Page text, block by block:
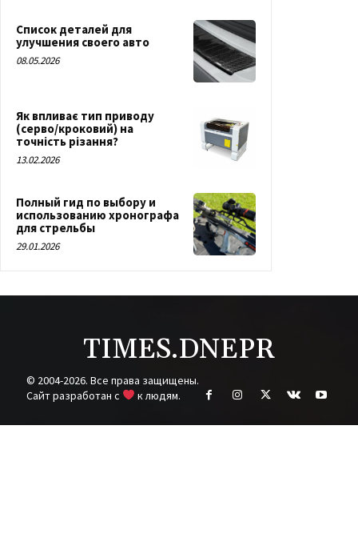
Список деталей для
улучшения своего авто
08.05.2026
Як впливає тип приводу
(серво/кроковий) на
точність різання?
13.02.2026
Полный гид по выбору и
использованию хронографа
для стрельбы
29.01.2026
TIMES.DNEPR
© 2004-2026. Все права защищены.
Cайт разработан с
к людям.